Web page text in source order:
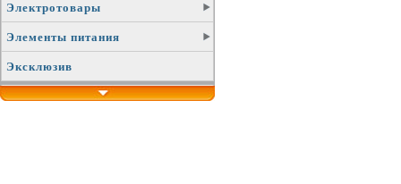
Электротовары
Элементы питания
Эксклюзив